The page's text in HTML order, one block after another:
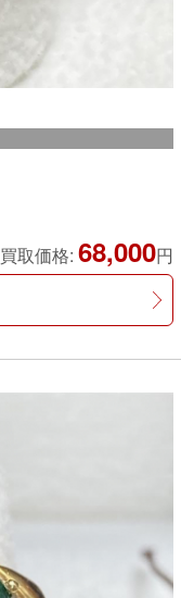
買取価格: 68,000円